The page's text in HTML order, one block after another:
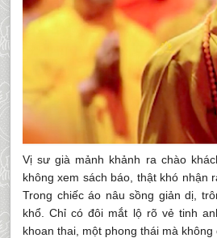
Vị sư già mảnh khảnh ra chào
không xem sách báo, thật khó nhận
Trong chiếc áo nâu sồng giản dị,
khổ. Chỉ có đôi mắt lộ rõ vẻ tinh
khoan thai, một phong thái mà